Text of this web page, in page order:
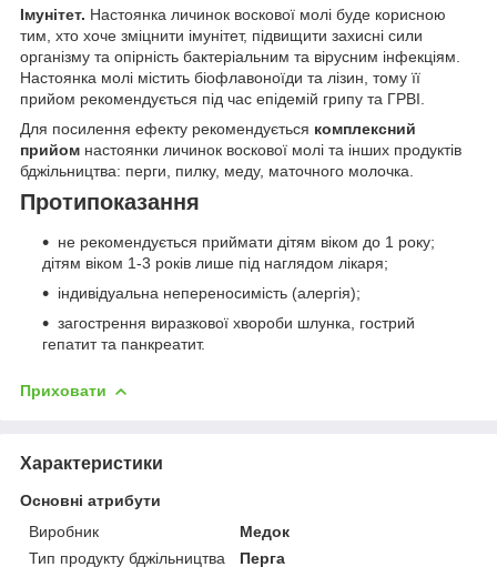
Імунітет. Настоянка личинок воскової молі буде корисною
тим, хто хоче зміцнити імунітет, підвищити захисні сили
організму та опірність бактеріальним та вірусним інфекціям.
Настоянка молі містить біофлавоноїди та лізин, тому її
прийом рекомендується під час епідемій грипу та ГРВІ.
Для посилення ефекту рекомендується комплексний
прийом настоянки личинок воскової молі та інших продуктів
бджільництва: перги, пилку, меду, маточного молочка.
Протипоказання
не рекомендується приймати дітям віком до 1 року;
дітям віком 1-3 років лише під наглядом лікаря;
індивідуальна непереносимість (алергія);
загострення виразкової хвороби шлунка, гострий
гепатит та панкреатит.
Приховати
Характеристики
Основні атрибути
Виробник
Медок
Тип продукту бджільництва
Перга